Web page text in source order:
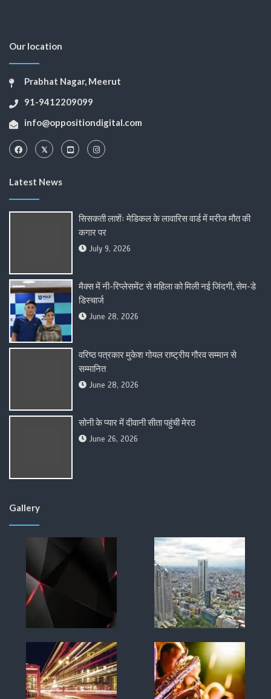
Our location
Prabhat Nagar, Meerut
91-9412209099
info@oppositiondigital.com
Latest News
सिसकती लाशेंः मेडिकल के लावारिस वार्ड में मरीज मौत की
कगार पर
July 9, 2026
मैक्स में नी-रिप्लेसमेंट से महिला को मिली नई जिंदगी, सेम-डे
डिस्चार्ज
June 28, 2026
वरिष्ठ पत्रकार मुकेश गोयल राष्ट्रीय गौरव सम्मान से
सम्मानित
June 28, 2026
सोनी के प्यार में दीवानी सीता पहुंची मेरठ
June 26, 2026
Gallery